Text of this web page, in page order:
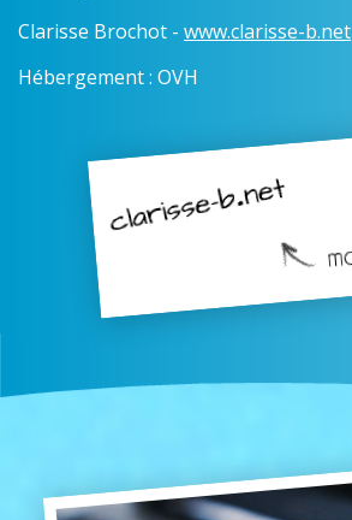
Clarisse Brochot - www.clarisse-b.net
Hébergement : OVH